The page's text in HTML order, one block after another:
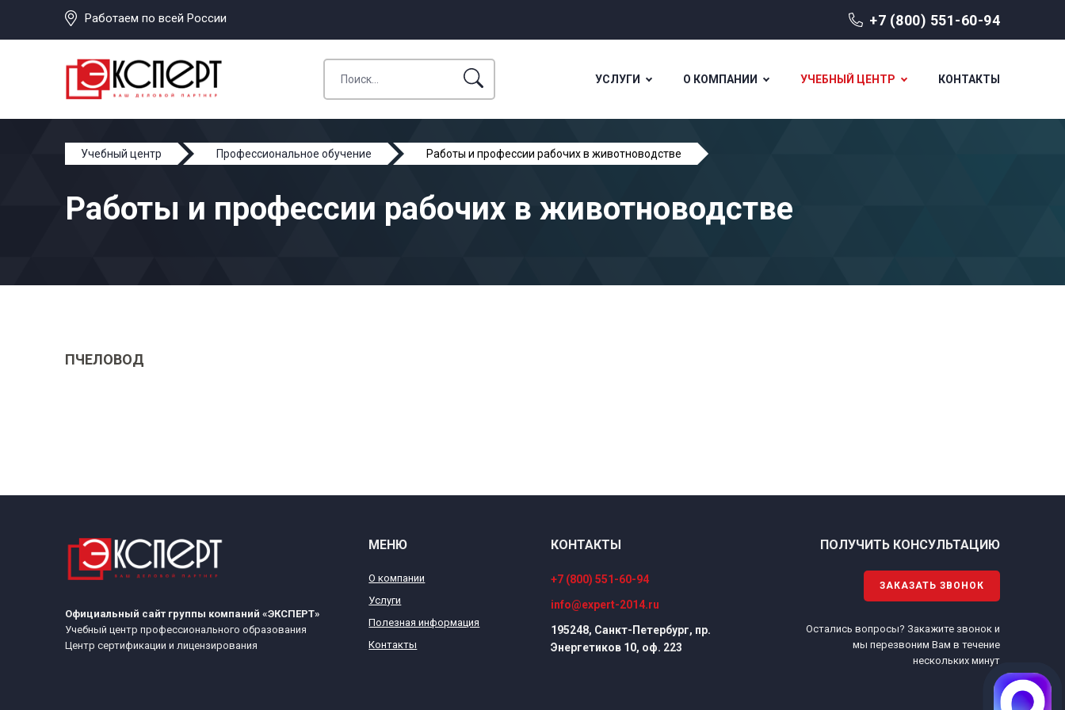
Работаем по всей России +7 (800) 551-60-94
УСЛУГИ О КОМПАНИИ УЧЕБНЫЙ ЦЕНТР КОНТАКТЫ
Учебный центр Профессиональное обучение Работы и профессии рабочих в животноводстве
Работы и профессии рабочих в животноводстве
ПЧЕЛОВОД
Официальный сайт группы компаний «ЭКСПЕРТ»
Учебный центр профессионального образования
Центр сертификации и лицензирования
МЕНЮ
О компании
Услуги
Полезная информация
Контакты
КОНТАКТЫ
+7 (800) 551-60-94
info@expert-2014.ru
195248, Санкт-Петербург, пр.
Энергетиков 10, оф. 223
ПОЛУЧИТЬ КОНСУЛЬТАЦИЮ
ЗАКАЗАТЬ ЗВОНОК
Остались вопросы? Закажите звонок и
мы перезвоним Вам в течение
нескольких минут